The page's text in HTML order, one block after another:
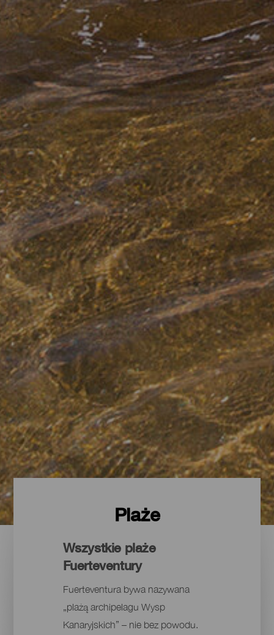
Plaże
Wszystkie plaże
Fuerteventury
Fuerteventura bywa nazywana
„plażą archipelagu Wysp
Kanaryjskich” – nie bez powodu.